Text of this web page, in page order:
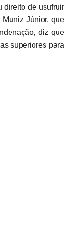
direito de usufruir
Júnior, que
diz que
superiores para